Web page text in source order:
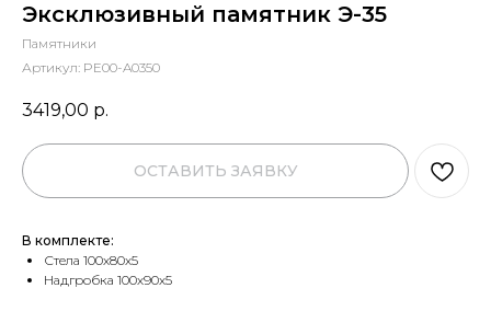
Эксклюзивный памятник Э-35
Памятники
Артикул: PE00-A0350
3419,00 р.
ОСТАВИТЬ ЗАЯВКУ
В комплекте:
Стела 100х80х5
Надгробка 100х90х5